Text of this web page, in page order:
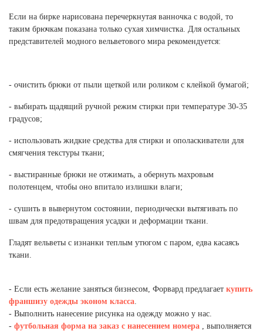
Республика Башкортостан (3)
Республика Крым (1)
Республика Татарстан (2)
Санкт-Петербург и ЛО (3)
Свердловская область (5)
Северная Осетия (2)
Ставропольский край (5)
Тульская область (1)
Тюменская область (3)
Хакасия (1)
Ханты-Мансийский автономный округ (3)
Челябинская область (2)
Если на бирке нарисована перечеркнутая ванночка с водой, то
таким брючкам показана только сухая химчистка. Для остальных
представителей модного вельветового мира рекомендуется:
- очистить брюки от пыли щеткой или роликом с клейкой бумагой;
- выбирать щадящий ручной режим стирки при температуре 30-35
градусов;
- использовать жидкие средства для стирки и ополаскиватели для
смягчения текстуры ткани;
- выстиранные брюки не отжимать, а обернуть махровым
полотенцем, чтобы оно впитало излишки влаги;
- сушить в вывернутом состоянии, периодически вытягивать по
швам для предотвращения усадки и деформации ткани.
Гладят вельветы с изнанки теплым утюгом с паром, едва касаясь
ткани.
- Если есть желание заняться бизнесом, Форвард предлагает купить
франшизу одежды эконом класса.
- Выполнить нанесение рисунка на одежду можно у нас.
- футбольная форма на заказ с нанесением номера , выполняется